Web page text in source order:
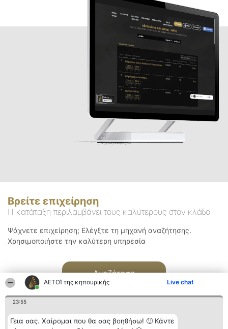
ΑΕΤΟΊ της κηπουρικής Live chat
23:55
Γεια σας. Χαίρομαι που θα σας βοηθήσω! 🙂 Κάντε
Βρείτε επιχείρηση
Η κατάταξη περιλαμβάνει τους καλύτερους στον κλάδο
Ψάχνετε επιχείρηση; Ελέγξτε τη μηχανή αναζήτησης.
Χρησιμοποιήστε την καλύτερη υπηρεσία
Αναζήτηση